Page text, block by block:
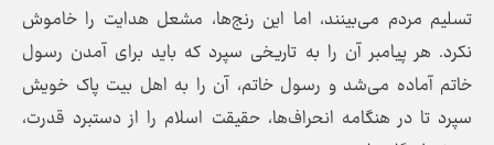
تسلیم مردم می‌بینند، اما این رنج‌ها، مشعل هدایت را خاموش
نکرد. هر پیامبر آن را به تاریخی سپرد که باید برای آمدن رسول
خاتم آماده می‌شد و رسول خاتم، آن را به اهل‌ بیت پاک خویش
سپرد تا در هنگامه انحراف‌ها، حقیقت اسلام را از دستبرد قدرت،